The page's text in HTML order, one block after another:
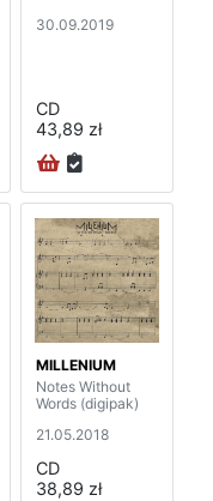
30.09.2019
CD
43,89 zł
MILLENIUM
Notes Without
Words (digipak)
21.05.2018
CD
38,89 zł